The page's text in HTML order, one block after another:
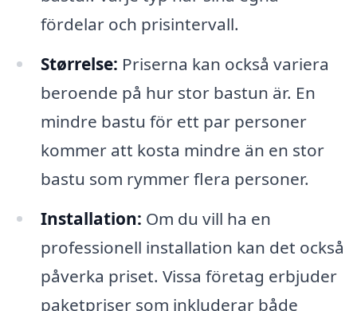
fördelar och prisintervall.
Størrelse: Priserna kan också variera
beroende på hur stor bastun är. En
mindre bastu för ett par personer
kommer att kosta mindre än en stor
bastu som rymmer flera personer.
Installation: Om du vill ha en
professionell installation kan det också
påverka priset. Vissa företag erbjuder
paketpriser som inkluderar både